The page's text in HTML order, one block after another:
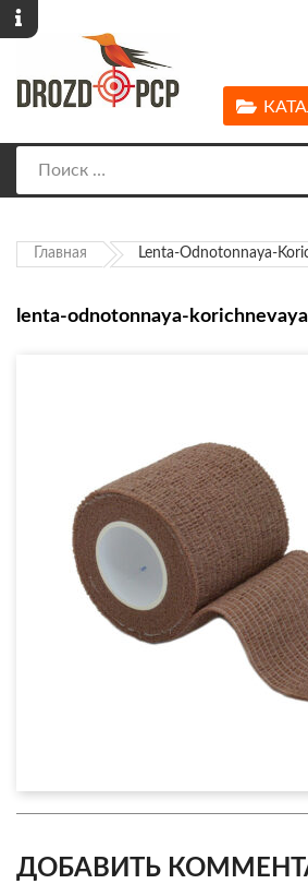
Главная Lenta-Odnotonnaya-
lenta-odnotonnaya-korichnevaya
ДОБАВИТЬ